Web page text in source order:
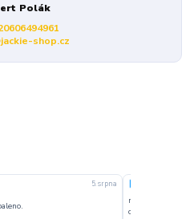
Polák
shop.cz
5. srpna
nakupuji
o stavu